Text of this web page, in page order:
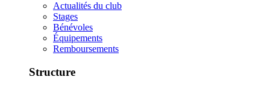
Actualités du club
Stages
Bénévoles
Équipements
Remboursements
Structure